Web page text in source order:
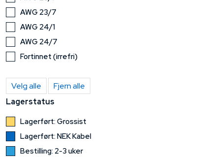
AWG 23/7
AWG 24/1
AWG 24/7
Fortinnet (irrefri)
Velg alle
Fjern alle
Lagerstatus
Lagerført: Grossist
Lagerført: NEK Kabel
Bestilling: 2-3 uker